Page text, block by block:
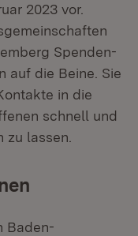
2023 vor.
Spenden-
auf die Beine. Sie
in die
schnell und
lassen.
Baden-